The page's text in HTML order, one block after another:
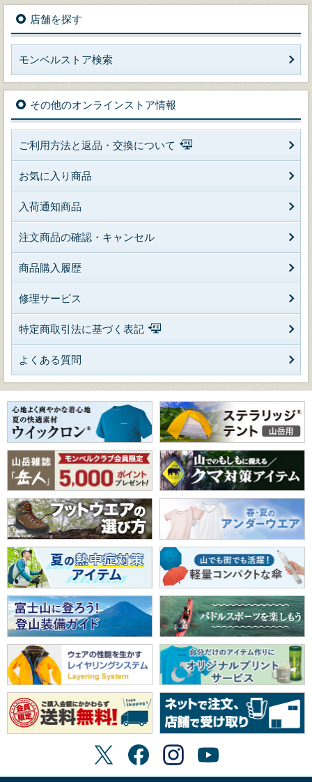
店舗を探す
モンベルストア検索
その他のオンラインストア情報
ご利用方法と返品・交換について
お気に入り商品
入荷通知商品
注文商品の確認・キャンセル
商品購入履歴
修理サービス
特定商取引法に基づく表記
よくある質問